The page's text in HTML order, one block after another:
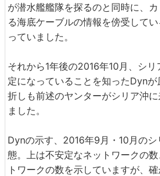
が潜水艦艦隊を探るのと同時に、
る海底ケーブルの情報を傍受して
っていました。
それから1年後の2016年10月、シ
定になっていることを知ったDynが
折しも前述のヤンターがシリア沖
ました。
Dynの示す、2016年9月・10月の
態。上は不安定なネットワークの
トワークの数を示していますが、